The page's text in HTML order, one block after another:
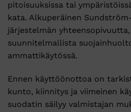
pitoisuuksissa tai
kata. Alkuperäinen
järjestelmän
suunnitelmallista
ammattikäytössä.
Ennen käyttöönottoa on
kunto, kiinnitys ja viimeinen
suodatin säilyy valmistajan